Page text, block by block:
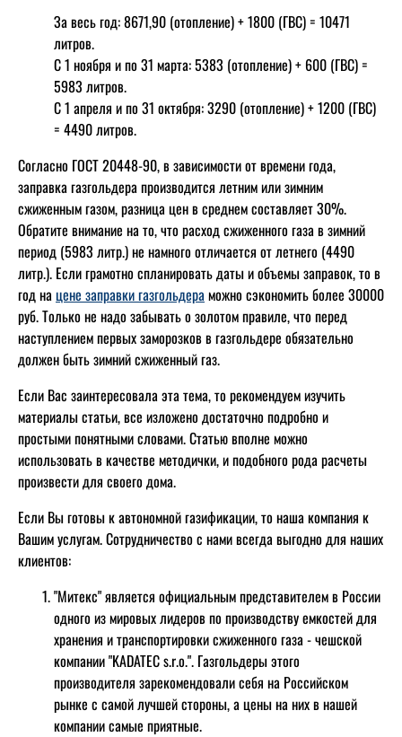
За весь год: 8671,90 (отопление) + 1800 (ГВС) = 10471
литров.
С 1 ноября и по 31 марта: 5383 (отопление) + 600 (ГВС) =
5983 литров.
С 1 апреля и по 31 октября: 3290 (отопление) + 1200 (ГВС)
= 4490 литров.
Согласно ГОСТ 20448-90, в зависимости от времени года,
заправка газгольдера производится летним или зимним
сжиженным газом, разница цен в среднем составляет 30%.
Обратите внимание на то, что расход сжиженного газа в зимний
период (5983 литр.) не намного отличается от летнего (4490
литр.). Если грамотно спланировать даты и объемы заправок, то в
год нацене заправки газгольдераможно сэкономить более 30000
руб. Только не надо забывать о золотом правиле, что перед
наступлением первых заморозков в газгольдере обязательно
должен быть зимний сжиженный газ.
Если Вас заинтересовала эта тема, то рекомендуем изучить
материалы статьи, все изложено достаточно подробно и
простыми понятными словами. Статью вполне можно
использовать в качестве методички, и подобного рода расчеты
произвести для своего дома.
Если Вы готовы к автономной газификации, то наша компания к
Вашим услугам. Сотрудничество с нами всегда выгодно для наших
клиентов:
"Митекс" является официальным представителем в России
одного из мировых лидеров по производству емкостей для
хранения и транспортировки сжиженного газа - чешской
компании "KADATEC s.r.o.". Газгольдеры этого
производителя зарекомендовали себя на Российском
рынке с самой лучшей стороны, а цены на них в нашей
компании самые приятные.